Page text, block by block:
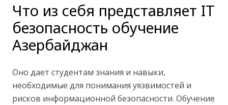
Что из себя представляет IT
безопасность обучение
Азербайджан
Оно дает студентам знания и навыки,
необходимые для понимания уязвимостей и
рисков информационной безопасности. Обучение